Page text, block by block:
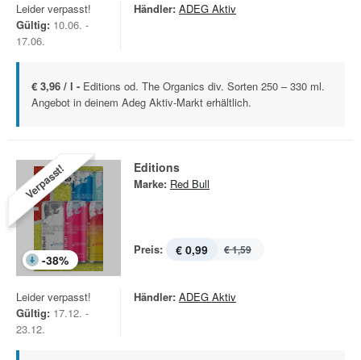
Leider verpasst!
Gültig: 10.06. -
17.06.
Händler: ADEG Aktiv
€ 3,96 / l - Editions od. The Organics div. Sorten 250 – 330 ml.
Angebot in deinem Adeg Aktiv-Markt erhältlich.
Verpasst!
-38%
Editions
Marke: Red Bull
Preis: € 0,99 € 1,59
Leider verpasst!
Gültig: 17.12. -
23.12.
Händler: ADEG Aktiv